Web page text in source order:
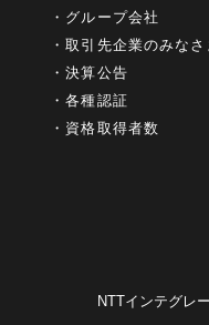
グループ会社
取引先企業のみなさ
決算公告
各種認証
資格取得者数
NTTインテグレ